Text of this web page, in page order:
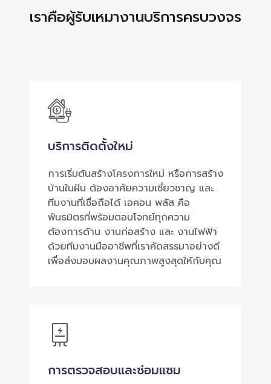
เราคือผู้รับเหมางานบริการครบวงจร
บริการติดตั้งใหม่
การเริ่มต้นสร้างโครงการใหม่ หรือการสร้าง
บ้านในฝัน ต้องอาศัยความเชี่ยวชาญ และ
ทีมงานที่เชื่อถือได้ เอคอน พลัส คือ
พันธมิตรที่พร้อมตอบโจทย์ทุกความ
ต้องการด้าน งานก่อสร้าง และ งานไฟฟ้า
ด้วยทีมงานมืออาชีพที่เราคัดสรรมาอย่างดี
เพื่อส่งมอบผลงานคุณภาพสูงสุดให้กับคุณ
การตรวจสอบและซ่อมแซม